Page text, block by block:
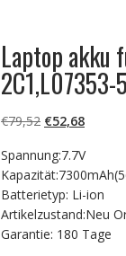
Laptop akku
2C1,L07353-
€79,52 Ursprünglicher
war:
€79,52
€52,68Aktueller
ist:
€52,68.
Spannung:7.7V
Batterietyp: Li-ion
Artikelzustand:Neu
Garantie: 180 Tage